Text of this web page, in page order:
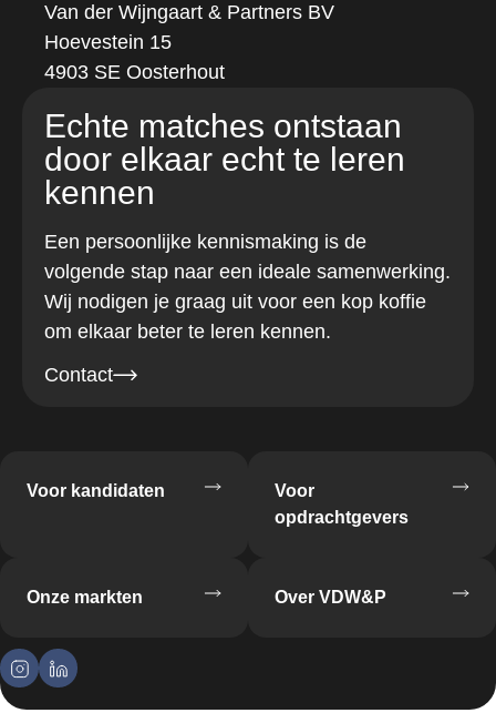
Echte matches ontstaan
door elkaar echt te leren
kennen
Een persoonlijke kennismaking is de
volgende stap naar een ideale samenwerking.
Wij nodigen je graag uit voor een kop koffie
om elkaar beter te leren kennen.
Contact
Van der Wijngaart & Partners BV
Hoevestein 15
4903 SE Oosterhout
Voor kandidaten
Voor
opdrachtgevers
Onze markten Over VDW&P